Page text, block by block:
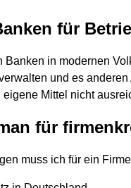
für
Banken in modernen
und es
Mittel nicht
für
muss ich für ein